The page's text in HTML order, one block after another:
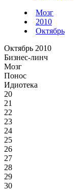
Мозг
2010
Октябрь
Октябрь 2010
Бизнес-линч
Мозг
Понос
Идиотека
20
21
22
23
24
25
26
27
28
29
30